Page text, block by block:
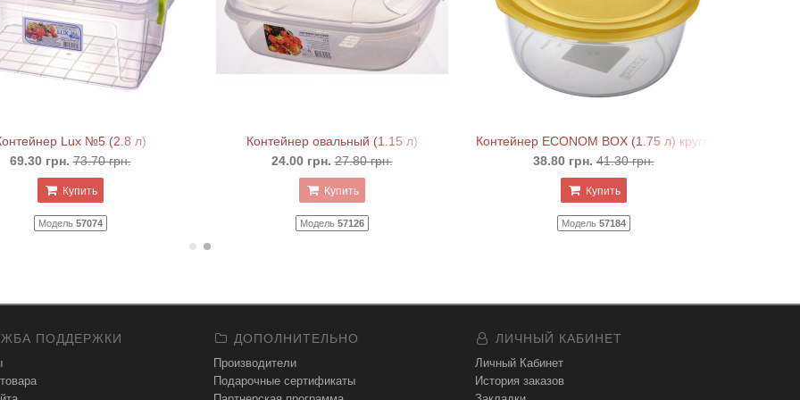
Lux №5 (2.8 л)
69.30 грн. 73.70 грн.
Купить
Модель 57074
Контейнер овальный (1.15 л)
24.00 грн. 27.80 грн.
Купить
Модель 57126
Контейнер ECONOM BOX (1.75 л) круглый
38.80 грн. 41.30 грн.
Купить
Модель 57184
ПОДДЕРЖКИ ДОПОЛНИТЕЛЬНО
Производители
Подарочные сертификаты
ЛИЧНЫЙ КАБИНЕТ
Личный Кабинет
История заказов